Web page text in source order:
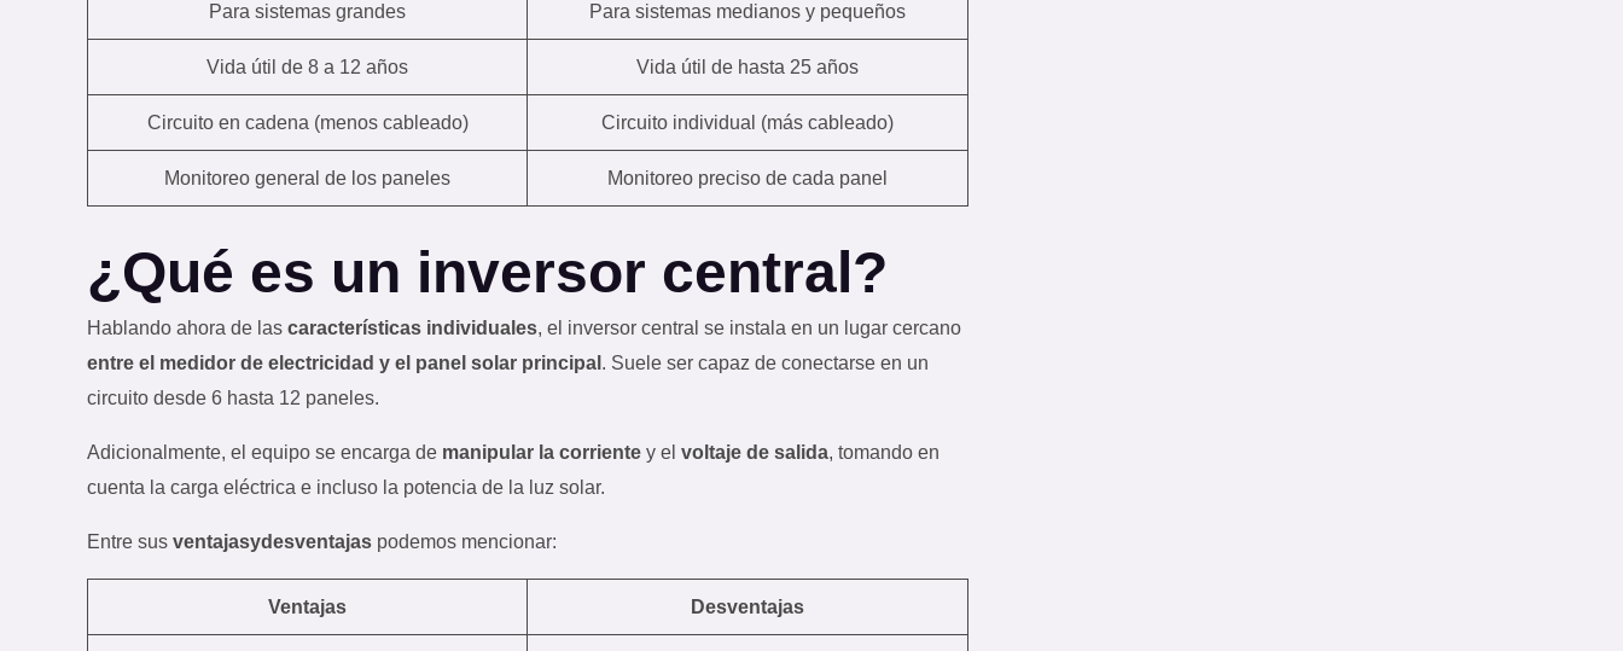
Para sistemas grandes Para sistemas medianos y pequeños
Vida útil de 8 a 12 años Vida útil de hasta 25 años
Circuito en cadena (menos cableado) Circuito individual (más cableado)
Monitoreo general de los paneles Monitoreo preciso de cada panel
¿Qué es un inversor central?
Hablando ahora de las características individuales, el inversor central se instala en un lugar cercano
entre el medidor de electricidad y el panel solar principal . Suele ser capaz de conectarse en un
circuito desde 6 hasta 12 paneles.
Adicionalmente, el equipo se encarga de manipular la corriente y el voltaje de salida, tomando en
cuenta la carga eléctrica e incluso la potencia de la luz solar.
Entre sus ventajasydesventajas podemos mencionar:
Ventajas Desventajas